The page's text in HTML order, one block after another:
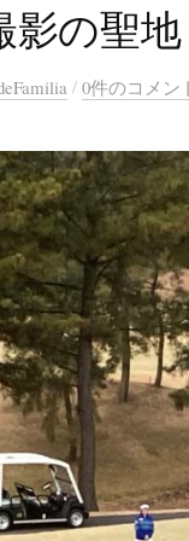
影の聖地
/ 0件のコメン